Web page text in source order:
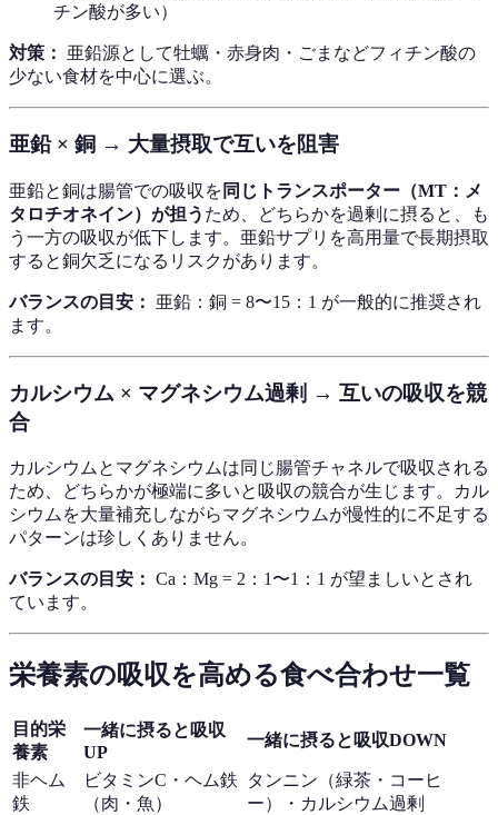
チン酸が多い）
対策：
亜鉛源として牡蠣・赤身肉・ごまなどフィチン酸の
少ない食材を中心に選ぶ。
亜鉛 × 銅 → 大量摂取で互いを阻害
亜鉛と銅は腸管での吸収を 同じトランスポーター（MT：メ
タロチオネイン）が担う ため、どちらかを過剰に摂ると、も
う一方の吸収が低下します。亜鉛サプリを高用量で長期摂取
すると銅欠乏になるリスクがあります。
バランスの目安：
亜鉛：銅 = 8〜15：1 が一般的に推奨され
ます。
カルシウム × マグネシウム過剰 → 互いの吸収を競
合
カルシウムとマグネシウムは同じ腸管チャネルで吸収される
ため、どちらかが極端に多いと吸収の競合が生じます。カル
シウムを大量補充しながらマグネシウムが慢性的に不足する
パターンは珍しくありません。
バランスの目安： Ca：Mg = 2：1〜1：1 が望ましいとされ
ています。
栄養素の吸収を高める食べ合わせ一覧
目的栄
養素
一緒に摂ると吸収
UP
一緒に摂ると吸収DOWN
非ヘム
鉄
ビタミンC・ヘム鉄
（肉・魚）
タンニン（緑茶・コーヒ
ー）・カルシウム過剰